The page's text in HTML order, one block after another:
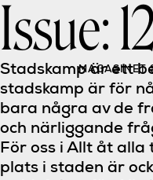
to
MAGASINET
Issue:
Stadskamp är ett
stadskamp är för
bara några av de
och närliggande
För oss i Allt åt alla
plats i staden är